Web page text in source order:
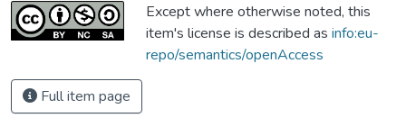
Except where otherwise noted, this
item's license is described as info:eu-
repo/semantics/openAccess
Full item page